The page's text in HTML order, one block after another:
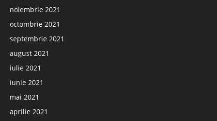
noiembrie 2021
octombrie 2021
septembrie 2021
august 2021
iulie 2021
iunie 2021
mai 2021
aprilie 2021